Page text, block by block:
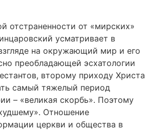
отстраненности от «мирских»
усматривает в
на окружающий мир и его
преобладающей эсхатологии
второму приходу Христа
самый тяжелый период
– «великая скорбь». Поэтому
Отношение
церкви и общества в